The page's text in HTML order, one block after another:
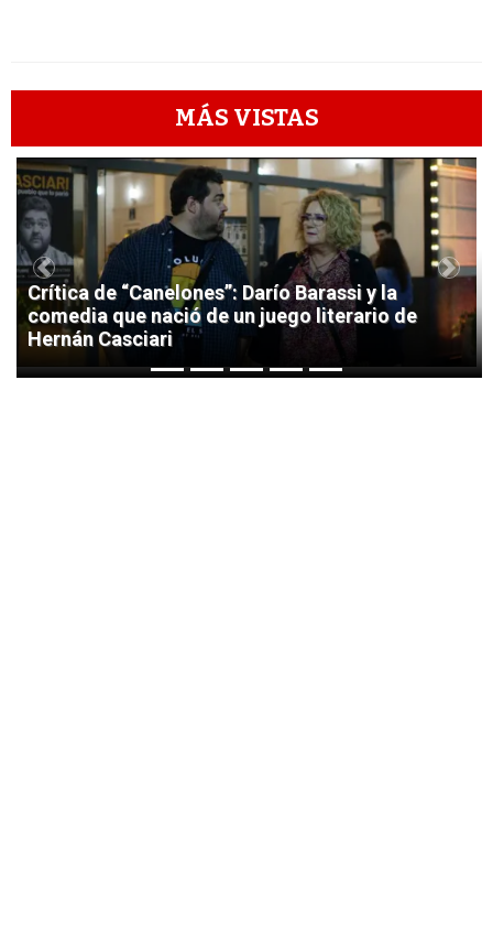
MÁS VISTAS
1
Crítica de “Canelones”: Darío Barassi y la
comedia que nació de un juego literario de
Hernán Casciari
Previous Next